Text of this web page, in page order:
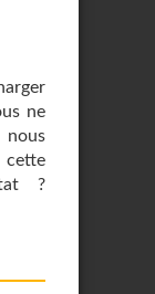
ne
nous
?